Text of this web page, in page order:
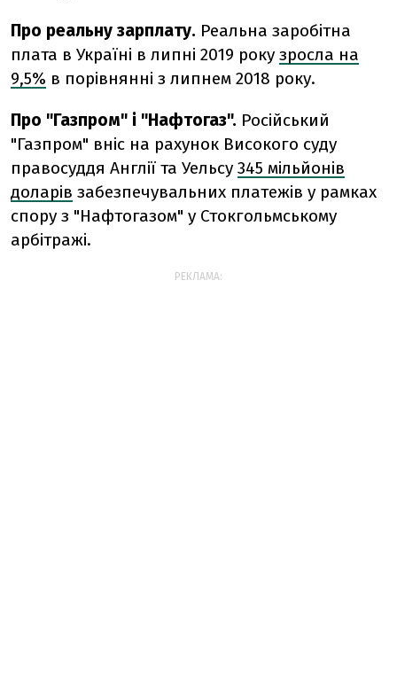
Про реальну зарплату. Реальна заробітна
плата в Україні в липні 2019 року зросла на
9,5% в порівнянні з липнем 2018 року.
Про "Газпром" і "Нафтогаз". Російський
"Газпром" вніс на рахунок Високого суду
правосуддя Англії та Уельсу 345 мільйонів
доларів забезпечувальних платежів у рамках
спору з "Нафтогазом" у Стокгольмському
арбітражі.
РЕКЛАМА: